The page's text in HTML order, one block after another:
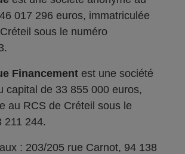
017 296 euros, immatriculée
sous le numéro
Financement est une société
capital de 33 855 000 euros,
au RCS de Créteil sous le
211 244.
: 203/205 rue Carnot, 94 138